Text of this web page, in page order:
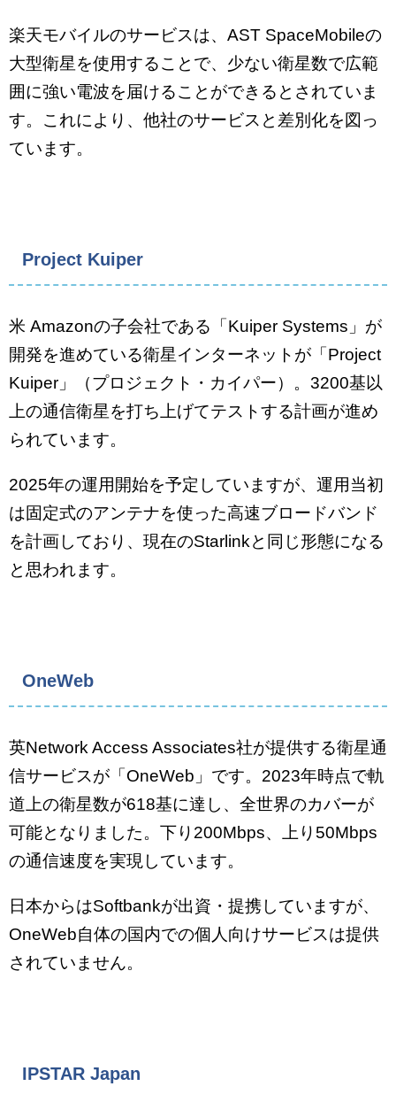
楽天モバイルのサービスは、AST SpaceMobileの
大型衛星を使用することで、少ない衛星数で広範
囲に強い電波を届けることができるとされていま
す。これにより、他社のサービスと差別化を図っ
ています。
Project Kuiper
米 Amazonの子会社である「Kuiper Systems」が
開発を進めている衛星インターネットが「Project
Kuiper」（プロジェクト・カイパー）。3200基以
上の通信衛星を打ち上げてテストする計画が進め
られています。
2025年の運用開始を予定していますが、運用当初
は固定式のアンテナを使った高速ブロードバンド
を計画しており、現在のStarlinkと同じ形態になる
と思われます。
OneWeb
英Network Access Associates社が提供する衛星通
信サービスが「OneWeb」です。2023年時点で軌
道上の衛星数が618基に達し、全世界のカバーが
可能となりました。下り200Mbps、上り50Mbps
の通信速度を実現しています。
日本からはSoftbankが出資・提携していますが、
OneWeb自体の国内での個人向けサービスは提供
されていません。
IPSTAR Japan